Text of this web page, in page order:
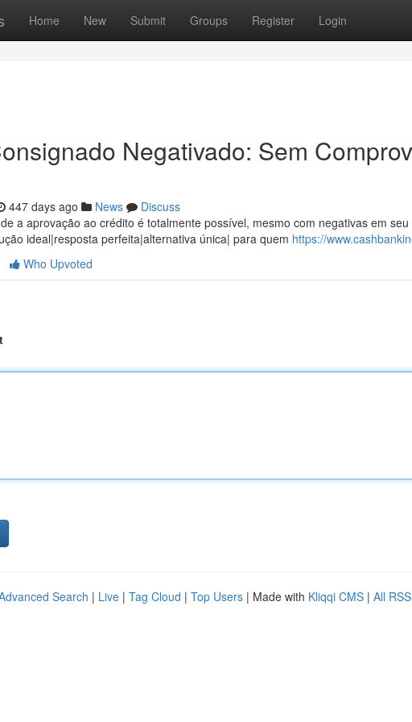
Home New Submit Groups Register Login
Negativado: Sem
447 days ago News
Discuss
a aprovação ao crédito é totalmente possível, mesmo com negativas em
ideal|resposta perfeita|alternativa única| para quem https://
Who Upvoted
Search | Live | Tag Cloud | Top Users | Made with Kliqqi CMS | All